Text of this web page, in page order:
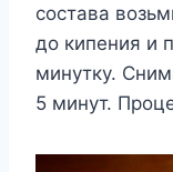
состава
до кипения и
минутку.
5 минут.